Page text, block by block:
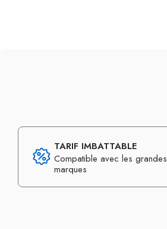
TARIF IMBATTABLE
Compatible avec les grandes
marques